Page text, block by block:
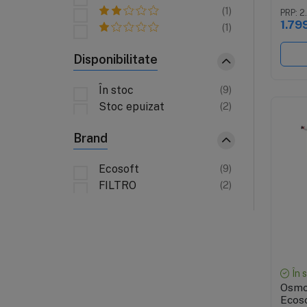
(1)
(1)
Disponibilitate
În stoc (9)
Stoc epuizat (2)
Brand
Ecosoft (9)
FILTRO (2)
PRP:
În